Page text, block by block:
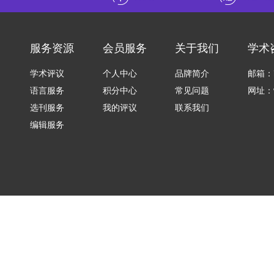
服务资源
学术评议
语言服务
选刊服务
编辑服务
会员服务
个人中心
积分中心
我的评议
关于我们
品牌简介
常见问题
联系我们
学术
邮箱
网址